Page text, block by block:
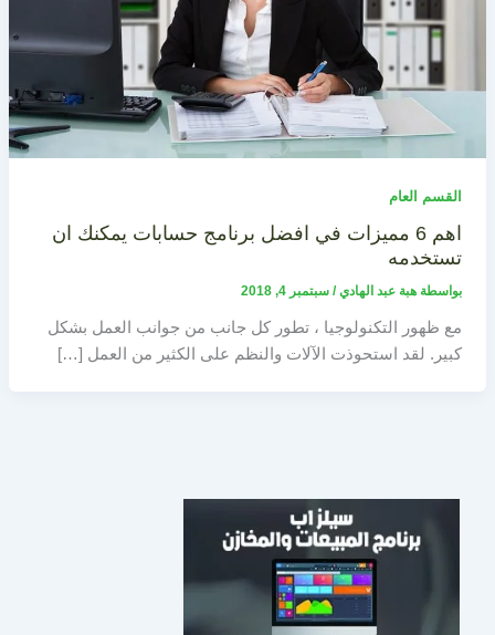
القسم العام
اهم 6 مميزات في افضل برنامج حسابات يمكنك ان
تستخدمه
بواسطة هبة عبد الهادي/ سبتمبر 4, 2018
مع ظهور التكنولوجيا ، تطور كل جانب من جوانب العمل بشكل
كبير. لقد استحوذت الآلات والنظم على الكثير من العمل […]